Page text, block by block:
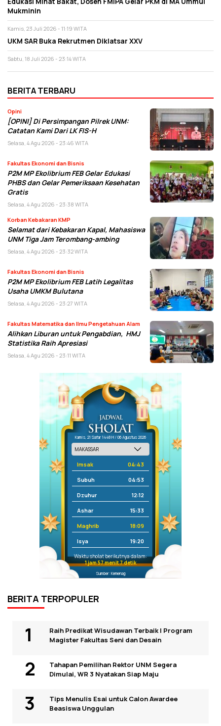
Mukminin
Kamis, 23 Juli 2026 - 11:19 WITA
UKM SAR Buka Rekrutmen Diklatsar XXV
Sabtu, 18 Juli 2026 - 23:14 WITA
BERITA TERBARU
Opini
[OPINI] Di Persimpangan Pilrek UNM:
Catatan Kami Dari LK FIS-H
Selasa, 4 Agu 2026 - 23:46 WITA
Fakultas Ekonomi dan Bisnis
P2M MP Ekolibrium FEB Gelar Edukasi
PHBS dan Gelar Pemeriksaan Kesehatan
Gratis
Selasa, 4 Agu 2026 - 23:38 WITA
Korban Kebakaran KMP
Selamat dari Kebakaran Kapal, Mahasiswa
UNM Tiga Jam Terombang-ambing
Selasa, 4 Agu 2026 - 23:32 WITA
Fakultas Ekonomi dan Bisnis
P2M MP Ekolibrium FEB Latih Legalitas
Usaha UMKM Bulutana
Selasa, 4 Agu 2026 - 23:27 WITA
Fakultas Matematika dan Ilmu Pengetahuan Alam
Alihkan Liburan untuk Pengabdian, HMJ
Statistika Raih Apresiasi
Selasa, 4 Agu 2026 - 23:11 WITA
Kamis, 21 Safar 1448 H / 06 Agustus 2026
Imsak 04:43
Subuh 04:53
Dzuhur 12:12
Ashar 15:33
Maghrib 18:09
Isya 19:20
Waktu sholat berikutnya dalam:
1 jam 57 menit 7 detik
Sumber: Kemenag
BERITA TERPOPULER
Raih Predikat Wisudawan Terbaik I Program
Magister Fakultas Seni dan Desain
Tahapan Pemilihan Rektor UNM Segera
Dimulai, WR 3 Nyatakan Siap Maju
Tips Menulis Esai untuk Calon Awardee
Beasiswa Unggulan